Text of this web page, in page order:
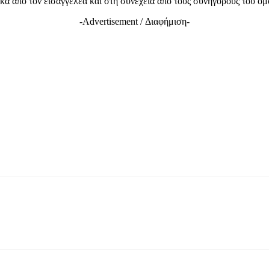
-Advertisement / Διαφήμιση-